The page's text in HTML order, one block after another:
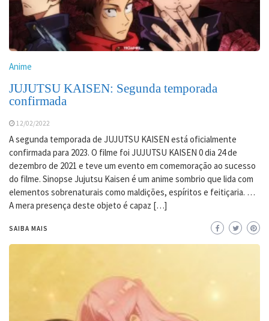
Anime
JUJUTSU KAISEN: Segunda temporada
confirmada
12/02/2022
A segunda temporada de JUJUTSU KAISEN está oficialmente
confirmada para 2023. O filme foi JUJUTSU KAISEN 0 dia 24 de
dezembro de 2021 e teve um evento em comemoração ao sucesso
do filme. Sinopse Jujutsu Kaisen é um anime sombrio que lida com
elementos sobrenaturais como maldições, espíritos e feitiçaria. …
A mera presença deste objeto é capaz […]
SAIBA MAIS